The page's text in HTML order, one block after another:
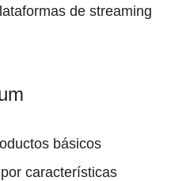
de streaming
básicos
características